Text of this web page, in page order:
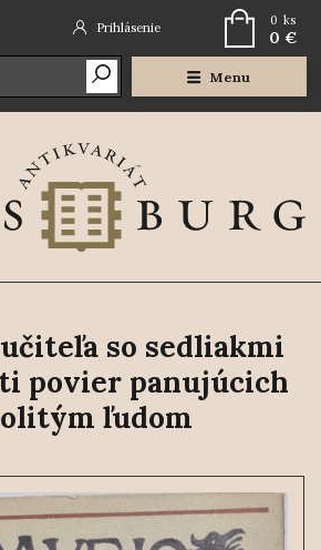
Menu
Prihlásenie 0 ks
0 €
so sedliakmi
povier panujúcich
ľudom